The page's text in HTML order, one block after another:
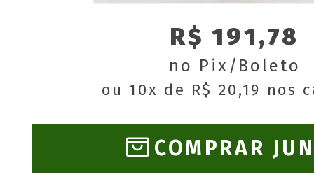
R$ 191,78
no Pix/Boleto
ou 10x de R$ 20,19 nos
COMPRAR